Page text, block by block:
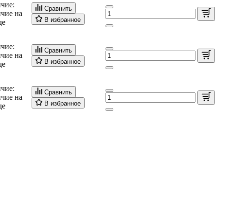
на
Сравнить
В избранное
на
Сравнить
В избранное
на
Сравнить
В избранное